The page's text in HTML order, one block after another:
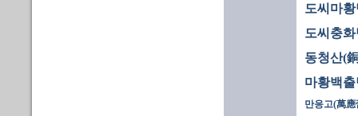
도씨마
도씨충
동청산(
마황백
만응고(萬